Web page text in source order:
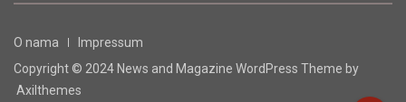
O nama
Impressum
Copyright © 2024 News and Magazine WordPress Theme by
Axilthemes